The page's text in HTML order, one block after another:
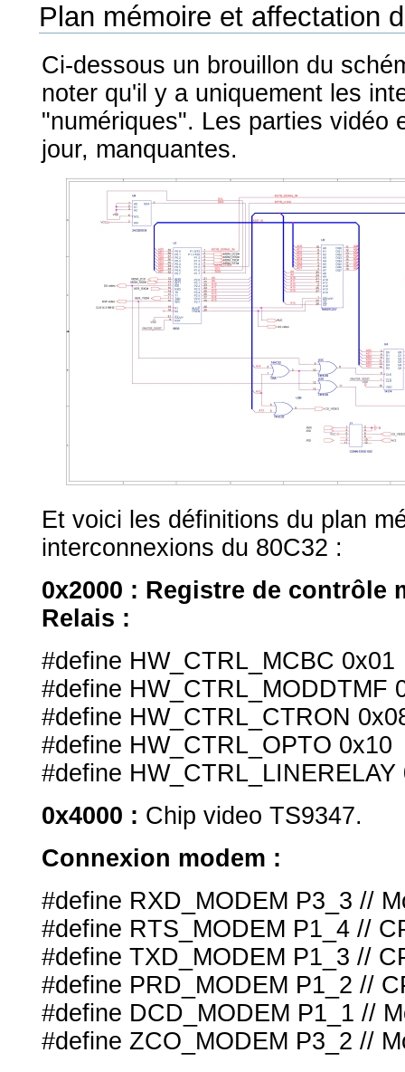
Plan mémoire et affectation
Ci-dessous un brouillon du
noter qu'il y a uniquement les
"numériques". Les parties vidéo
jour, manquantes.
Et voici les définitions du plan
interconnexions du 80C32 :
0x2000 : Registre de contrôle
Relais :
#define HW_CTRL_MCBC 0x01
#define HW_CTRL_MODDTMF
#define HW_CTRL_CTRON
#define HW_CTRL_OPTO 0x10
#define HW_CTRL_LINERELAY
0x4000 : Chip video TS9347.
Connexion modem :
#define RXD_MODEM P3_3 //
#define RTS_MODEM P1_4 //
#define TXD_MODEM P1_3 //
#define PRD_MODEM P1_2 //
#define DCD_MODEM P1_1 //
#define ZCO_MODEM P3_2 //